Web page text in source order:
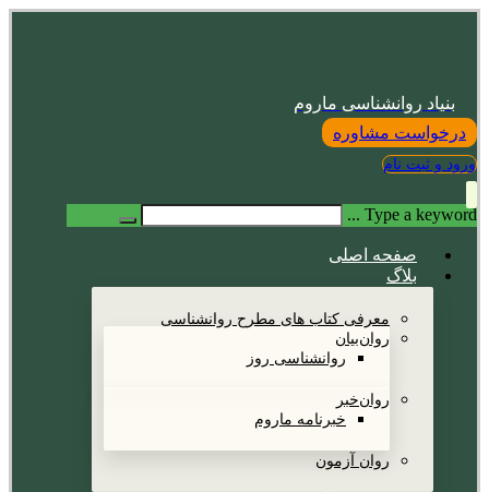
بنیاد روانشناسی ماروم
درخواست مشاوره
ورود و ثبت نام
Type a keyword ...
صفحه اصلی
بلاگ
معرفی کتاب های مطرح روانشناسی
روان‌بیان
روانشناسی روز
روان‌خبر
خبرنامه ماروم
روان آزمون